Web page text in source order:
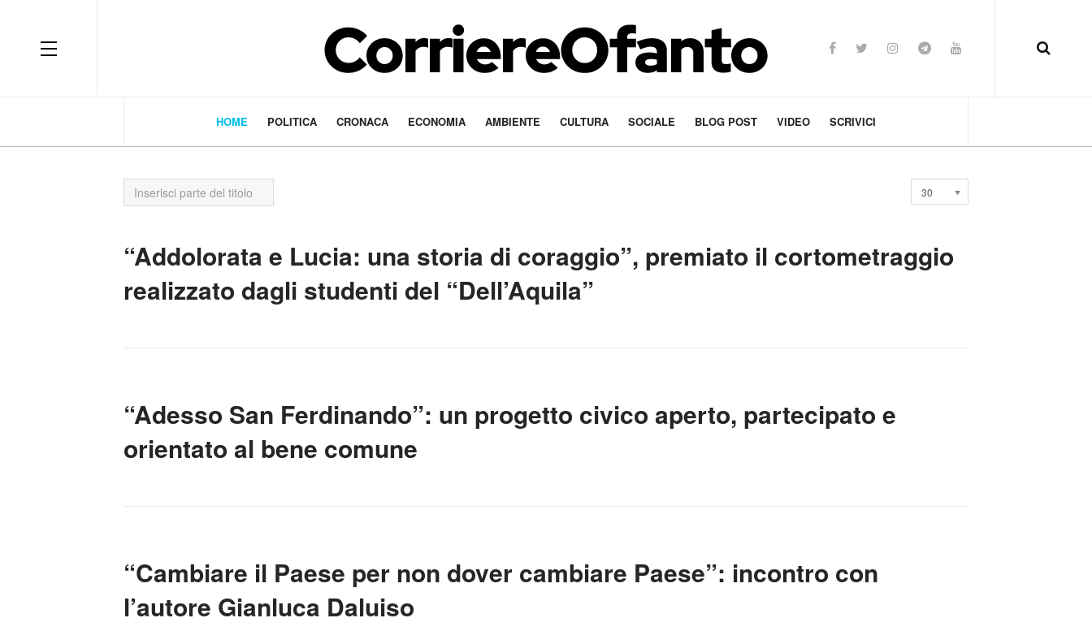
HOME POLITICA CRONACA ECONOMIA AMBIENTE CULTURA SOCIALE BLOG POST VIDEO SCRIVICI
Inserisci
parte
Visualizza
n.
30
“Addolorata e Lucia: una storia di coraggio”, premiato il cortometraggio
realizzato dagli studenti del “Dell’Aquila”
“Adesso San Ferdinando”: un progetto civico aperto, partecipato e
orientato al bene comune
“Cambiare il Paese per non dover cambiare Paese”: incontro con
l’autore Gianluca Daluiso